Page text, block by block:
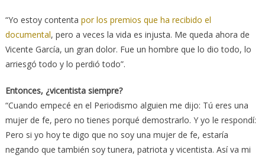
“Yo estoy contenta por los premios que ha recibido el
documental, pero a veces la vida es injusta. Me queda ahora de
Vicente García, un gran dolor. Fue un hombre que lo dio todo, lo
arriesgó todo y lo perdió todo”.
Entonces, ¿vicentista siempre?
“Cuando empecé en el Periodismo alguien me dijo: Tú eres una
mujer de fe, pero no tienes porqué demostrarlo. Y yo le respondí:
Pero si yo hoy te digo que no soy una mujer de fe, estaría
negando que también soy tunera, patriota y vicentista. Así va mi